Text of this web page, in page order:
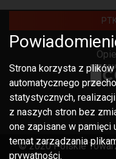
© 2020 Polskie
Strona korzysta z
automatycznego
statystycznych,
z naszych stron bez
one zapisane w pamięci
temat zarządzania
prywatności.